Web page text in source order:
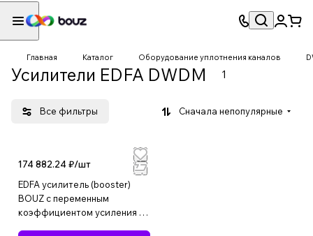
Главная Каталог Оборудование уплотнения каналов
Усилители EDFA DWDM 1
Все фильтры Сначала непопулярные
174 882.24 ₽/шт
EDFA усилитель (booster)
BOUZ с переменным
коэффициентом усиления и